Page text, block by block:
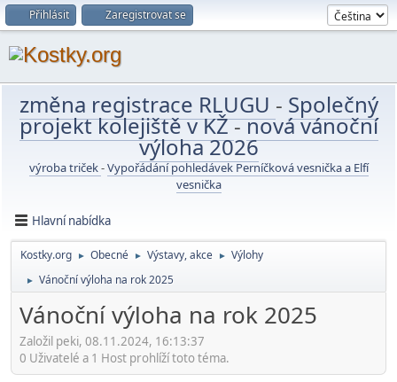
Přihlásit Zaregistrovat se
změna registrace RLUGU - Společný
projekt kolejiště v KŽ-nová vánoční
výloha 2026
výroba triček-Vypořádání pohledávek Perníčková vesnička a Elfí
vesnička
Hlavní nabídka
Kostky.org ► Obecné ► Výstavy, akce ► Výlohy
► Vánoční výloha na rok 2025
Vánoční výloha na rok 2025
Založil peki, 08.11.2024, 16:13:37
0 Uživatelé a 1 Host prohlíží toto téma.